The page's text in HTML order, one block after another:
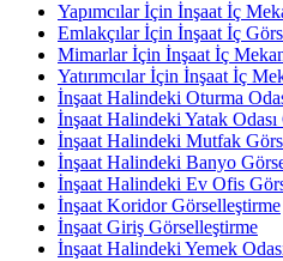
Yapımcılar İçin İnşaat İç
Emlakçılar İçin İnşaat İç
Mimarlar İçin İnşaat İç
Yatırımcılar İçin İnşaat İç
İnşaat Halindeki Oturma
İnşaat Halindeki Yatak
İnşaat Halindeki Mutfak
İnşaat Halindeki Banyo
İnşaat Halindeki Ev Ofis
İnşaat Koridor Görselleştirme
İnşaat Giriş Görselleştirme
İnşaat Halindeki Yemek